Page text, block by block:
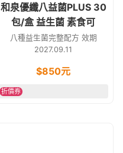
和泉優纖八益菌PLUS 30
包/盒 益生菌 素食可
八種益生菌完整配方 效期
2027.09.11
$850元
折價券